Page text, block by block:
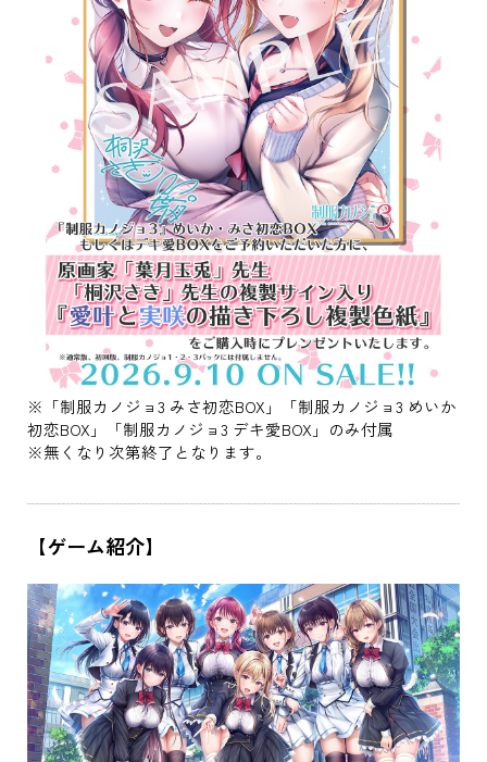
※「制服カノジョ3 みさ初恋BOX」「制服カノジョ3 めいか
初恋BOX」「制服カノジョ3 デキ愛BOX」のみ付属
※無くなり次第終了となります。
【ゲーム紹介】